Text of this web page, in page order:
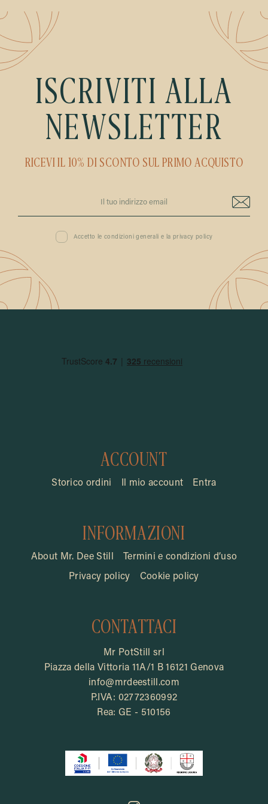
ISCRIVITI ALLA
NEWSLETTER
RICEVI IL 10% DI SCONTO SUL PRIMO ACQUISTO
Accetto le condizioni generali e la privacy policy
ACCOUNT
Storico ordini Il mio account Entra
INFORMAZIONI
About Mr. Dee Still Termini e condizioni d’uso
Privacy policy Cookie policy
CONTATTACI
Mr PotStill srl
Piazza della Vittoria 11A/1 B 16121 Genova
info@mrdeestill.com
P.IVA: 02772360992
Rea: GE - 510156